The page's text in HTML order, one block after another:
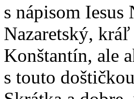
s nápisom Iesus
Nazaretský,
Konštantín, ale
s touto